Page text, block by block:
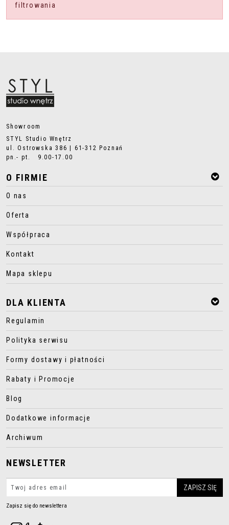
filtrowania
Showroom
STYL Studio Wnętrz
ul. Ostrowska 386 | 61-312 Poznań
pn.- pt. 9.00-17.00
O FIRMIE
O nas
Oferta
Współpraca
Kontakt
Mapa sklepu
DLA KLIENTA
Regulamin
Polityka serwisu
Formy dostawy i płatności
Rabaty i Promocje
Blog
Dodatkowe informacje
Archiwum
NEWSLETTER
Zapisz się do newslettera